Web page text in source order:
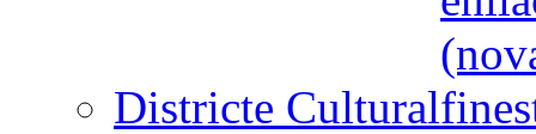
Districte Cultural